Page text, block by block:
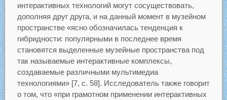
интерактивных технологий могут сосуществовать,
дополняя друг друга, и на данный момент в музейном
пространстве «ясно обозначилась тенденция к
гибридности: популярными в последнее время
становятся выделенные музейные пространства под
так называемые интерактивные комплексы,
создаваемые различными мультимедиа
технологиями» [7, с. 58]. Исследователь также говорит
о том, что «при грамотном применении интерактивных